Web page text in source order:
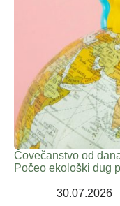
Čovečanstvo od
Počeo ekološki dug
30.07.2026